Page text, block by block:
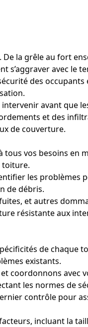
la grêle au fort
s’aggraver avec le
des
avant que
et des
de couverture.
vos besoins en
toiture.
les problèmes
de débris.
et autres
résistante aux
de chaque
existants.
coordonnons avec
les normes de
contrôle pour
incluant la